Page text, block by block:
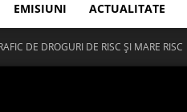
EMISIUNI ACTUALITATE
DE DROGURI DE RISC ȘI MARE RISC